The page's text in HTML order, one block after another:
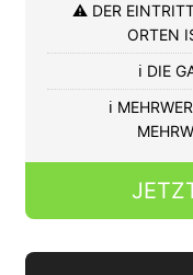
⚠️ DER
ORTEN
ℹ️ DIE
ℹ️